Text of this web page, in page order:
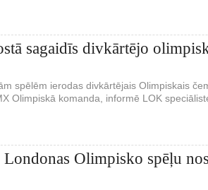
sagaidīs divkārtējo
spēlēm ierodas divkārtējais Olimpiskais
Olimpiskā komanda, informē LOK
Olimpisko spēļu